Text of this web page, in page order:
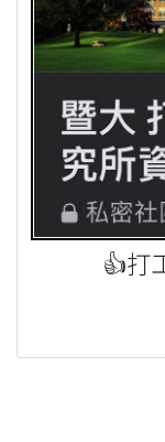
👍打